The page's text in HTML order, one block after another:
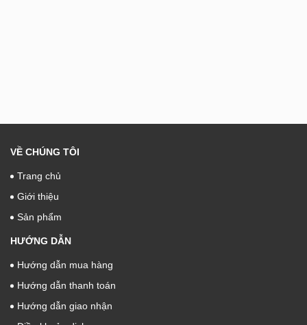
VỀ CHÚNG TÔI
Trang chủ
Giới thiệu
Sản phẩm
HƯỚNG DẪN
Hướng dẫn mua hàng
Hướng dẫn thanh toán
Hướng dẫn giao nhận